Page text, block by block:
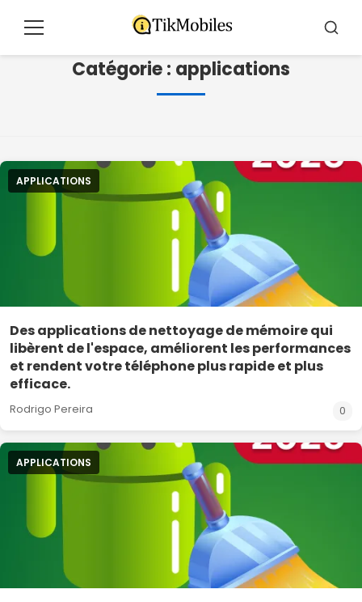
pourMenu
Catégorie : applications
APPLICATIONS
Des applications de nettoyage de mémoire qui
libèrent de l'espace, améliorent les performances
et rendent votre téléphone plus rapide et plus
efficace.
Rodrigo Pereira 0
APPLICATIONS